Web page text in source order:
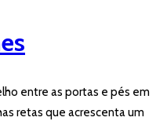
entre as portas e pés em
retas que acrescenta um